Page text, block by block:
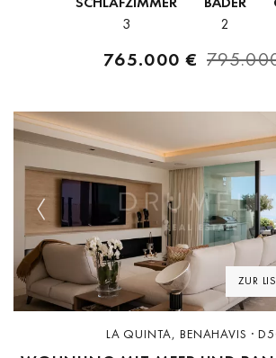
gebauten...
3
2
765.000 €
ZUR
Previous
LA QUINTA, BENAHAVIS ·